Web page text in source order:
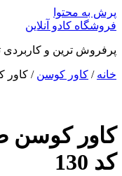
پرش به محتوا
فروشگاه کادو آنلاین
پرفروش ترین و کاربردی
خانه / کاور کوسن / کاور
کاور کوسن
کد 130